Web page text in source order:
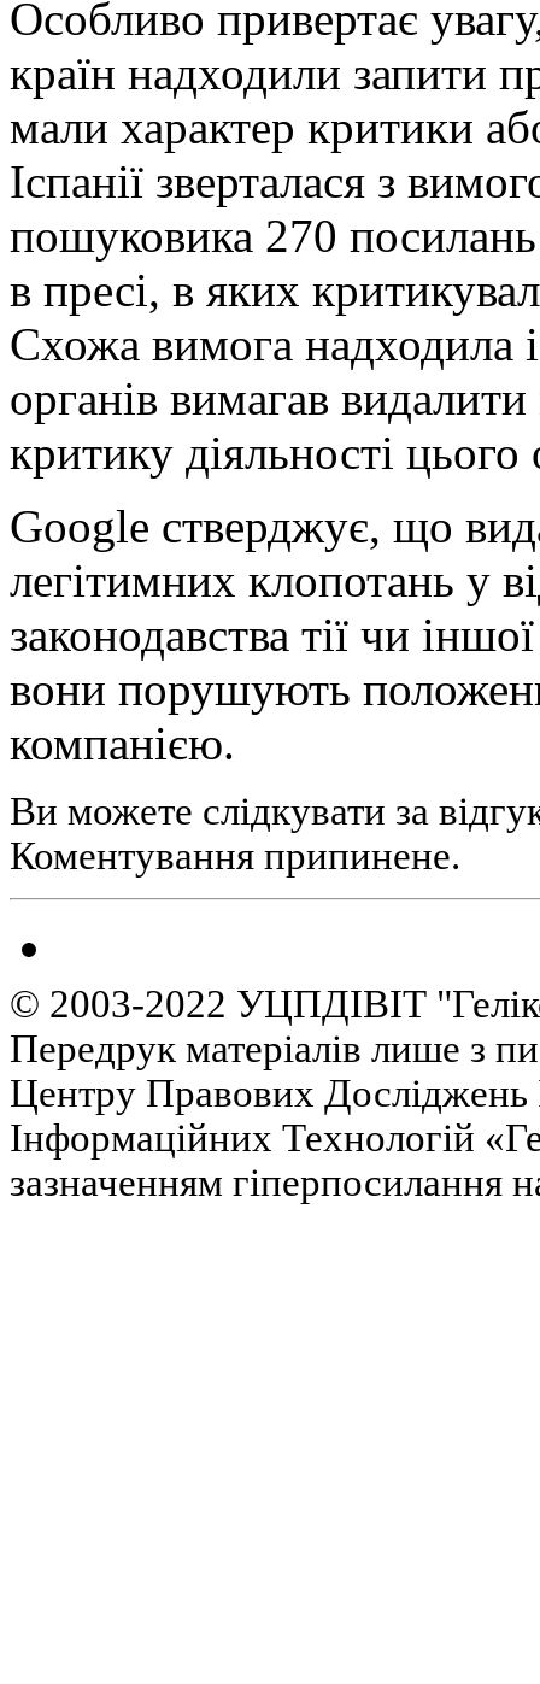
Особливо привертає
країн надходили запити
мали характер критики
Іспанії зверталася з
пошуковика 270 посилань
в пресі, в яких
Схожа вимога надходила
органів вимагав
критику діяльності цього
Google стверджує, що
легітимних клопотань у
законодавства тії чи
вони порушують
компанією.
Ви можете слідкувати за
Коментування припинене.
© 2003-2022 УЦПДІВІТ
Передрук матеріалів лише з
Центру Правових Досліджень
Інформаційних Технологій
зазначенням гіперпосилання